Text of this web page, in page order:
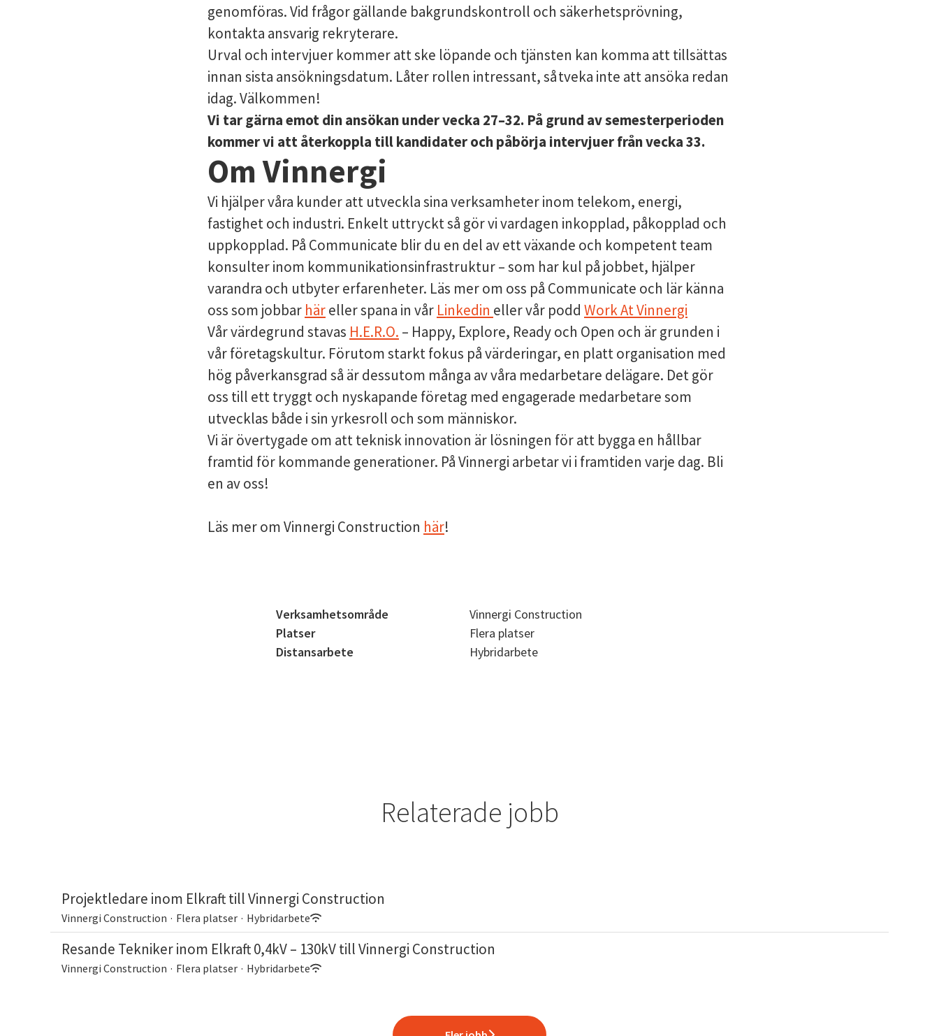
genomföras. Vid frågor gällande bakgrundskontroll och säkerhetsprövning,
kontakta ansvarig rekryterare.
Urval och intervjuer kommer att ske löpande och tjänsten kan komma att tillsättas
innan sista ansökningsdatum. Låter rollen intressant, så tveka inte att ansöka redan
idag. Välkommen!
Vi tar gärna emot din ansökan under vecka 27–32. På grund av semesterperioden
kommer vi att återkoppla till kandidater och påbörja intervjuer från vecka 33.
Om Vinnergi
Vi hjälper våra kunder att utveckla sina verksamheter inom telekom, energi,
fastighet och industri. Enkelt uttryckt så gör vi vardagen inkopplad, påkopplad och
uppkopplad. På Communicate blir du en del av ett växande och kompetent team
konsulter inom kommunikationsinfrastruktur – som har kul på jobbet, hjälper
varandra och utbyter erfarenheter. Läs mer om oss på Communicate och lär känna
oss som jobbar häreller spana in vår Linkedin eller vår podd Work At Vinnergi
Vår värdegrund stavas H.E.R.O. – Happy, Explore, Ready och Open och är grunden i
vår företagskultur. Förutom starkt fokus på värderingar, en platt organisation med
hög påverkansgrad så är dessutom många av våra medarbetare delägare. Det gör
oss till ett tryggt och nyskapande företag med engagerade medarbetare som
utvecklas både i sin yrkesroll och som människor.
Vi är övertygade om att teknisk innovation är lösningen för att bygga en hållbar
framtid för kommande generationer. På Vinnergi arbetar vi i framtiden varje dag. Bli
en av oss!
Läs mer om Vinnergi Construction här!
Verksamhetsområde
Vinnergi Construction
Platser
Flera platser
Distansarbete
Hybridarbete
Relaterade jobb
Projektledare inom Elkraft till Vinnergi Construction
Vinnergi Construction · Flera platser · Hybridarbete
Resande Tekniker inom Elkraft 0,4kV – 130kV till Vinnergi Construction
Vinnergi Construction · Flera platser · Hybridarbete